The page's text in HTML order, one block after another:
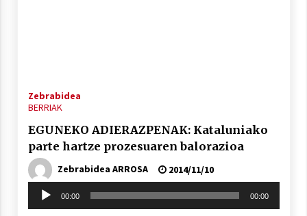
Zebrabidea
BERRIAK
EGUNEKO ADIERAZPENAK: Kataluniako
parte hartze prozesuaren balorazioa
Zebrabidea ARROSA
2014/11/10
Soinu
erreproduzigailua
00:00 00:00